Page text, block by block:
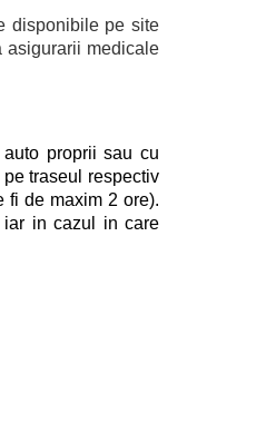
disponibile pe site
asigurarii medicale
proprii sau cu
traseul respectiv
fi de maxim 2 ore).
iar in cazul in care